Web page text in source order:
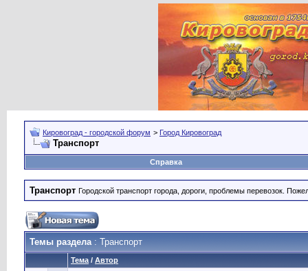
Кировоград - городской форум > Город Кировоград
Транспорт
Справка
Транспорт Городской транспорт города, дороги, проблемы перевозок.
Темы раздела: Транспорт
Тема / Автор